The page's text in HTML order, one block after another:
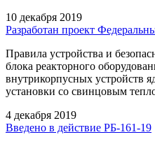
10 декабря 2019
Разработан проект
Правила устройства и
блока реакторного
внутрикорпусных устройств
установки со свинцовым
4 декабря 2019
Введено в действие РБ-161-19